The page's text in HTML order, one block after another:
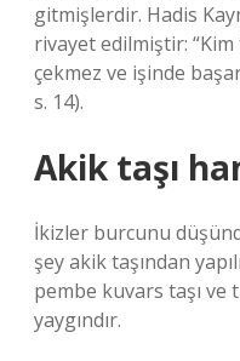
gitmişlerdir. Hadis
rivayet edilmiştir:
çekmez ve işinde
s. 14).
Akik taşı
İkizler burcunu
şey akik taşından
pembe kuvars taşı ve
yaygındır.